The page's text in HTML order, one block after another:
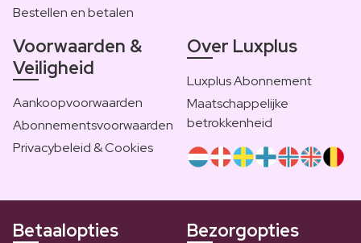
Bestellen en betalen
Voorwaarden &
Veiligheid
Aankoopvoorwaarden
Abonnementsvoorwaarden
Privacybeleid & Cookies
Over Luxplus
Luxplus Abonnement
Maatschappelijke
betrokkenheid
Betaalopties Bezorgopties